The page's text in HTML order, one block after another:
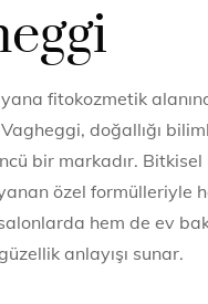
fitokozmetik
doğallığı
markadır. Bitkisel
özel formülleriyle
hem de ev
anlayışı sunar.